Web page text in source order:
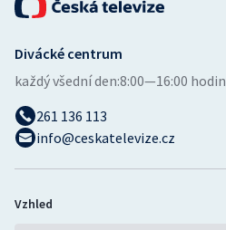
Divácké centrum
každý všední den:8:00—16:00 hodin
261 136 113
info@ceskatelevize.cz
Vzhled